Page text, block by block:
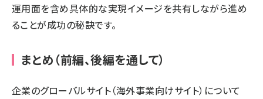
運用面を含め具体的な実現イメージを共有しながら進め
ることが成功の秘訣です。
まとめ（前編、後編を通して）
企業のグローバルサイト（海外事業向けサイト）について